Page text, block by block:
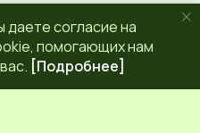
даете согласие на
помогающих нам
[Подробнее]